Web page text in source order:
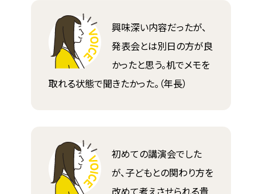
興味深い内容だったが、
発表会とは別日の方が良
かったと思う。机でメモを
取れる状態で聞きたかった。（年長）
初めての講演会でした
が、子どもとの関わり方を